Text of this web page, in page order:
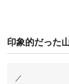
印象的だった
／